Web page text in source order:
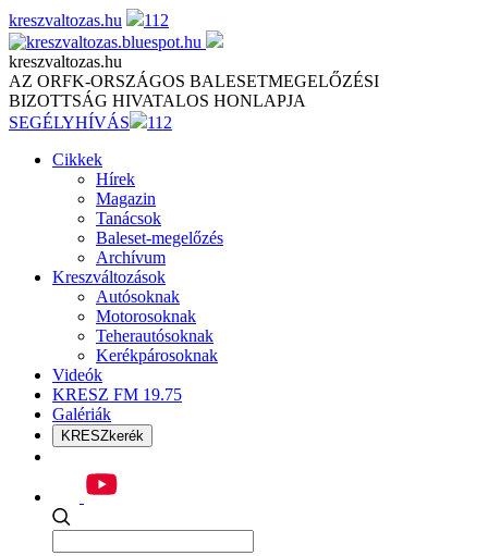
Skip
to
content
kreszvaltozas.hu 112
kreszvaltozas.hu
AZ ORFK-ORSZÁGOS BALESETMEGELŐZÉSI
BIZOTTSÁG HIVATALOS HONLAPJA
SEGÉLYHÍVÁS
112
Cikkek
Hírek
Magazin
Tanácsok
Baleset-megelőzés
Archívum
Kreszváltozások
Autósoknak
Motorosoknak
Teherautósoknak
Kerékpárosoknak
Videók
KRESZ FM 19.75
Galériák
KRESZkerék